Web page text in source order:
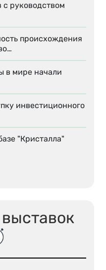
руководством
происхождения
в мире начали
инвестиционного
"Кристалла"